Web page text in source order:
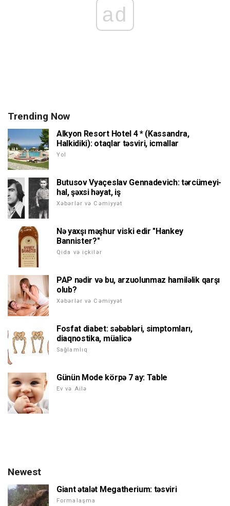
ad
Trending Now
Alkyon Resort Hotel 4 * (Kassandra,
Halkidiki): otaqlar təsviri, icmallar
Yol
Butusov Vyaçeslav Gennadevich: tərcümeyi-
hal, şəxsi həyat, iş
Xəbərlər və Cəmiyyət
Nə yaxşı məşhur viski edir "Hankey
Bannister?"
Qida və içkilər
PAP nədir və bu, arzuolunmaz hamiləlik qarşı
olub?
Xəbərlər və Cəmiyyət
Fosfat diabet: səbəbləri, simptomları,
diaqnostika, müalicə
Sağlamlıq
Günün Mode körpə 7 ay: Table
Ev və Ailə
Newest
Giant ətalət Megatherium: təsviri
Formalaşma